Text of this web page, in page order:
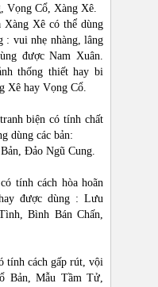
Vọng Cổ, Xàng Xê.
Xàng Xê có thể dùng
: vui nhẹ nhàng, lâng
được Nam Xuân.
thống thiết hay bi
Xê hay Vọng Cổ.
biện có tính chất
dùng các bản:
Đảo Ngũ Cung.
tính cách hòa hoãn
được dùng : Lưu
Bình Bán Chấn,
tính cách gấp rút, vội
Bản, Mẫu Tầm Tử,